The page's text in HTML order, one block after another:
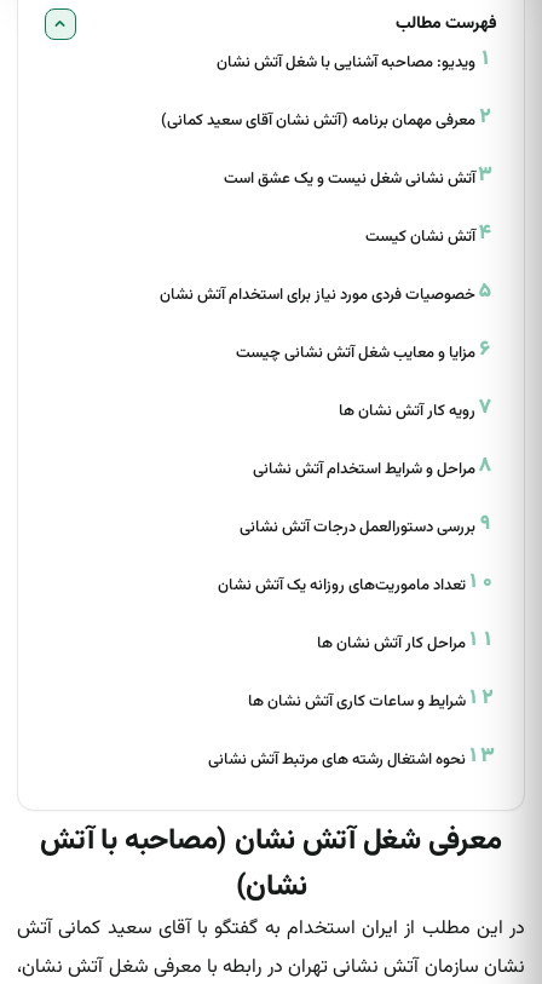
فهرست مطالب
ویدیو: مصاحبه آشنایی با شغل آتش نشان
معرفی مهمان برنامه (آتش نشان آقای سعید کمانی)
آتش نشانی شغل نیست و یک عشق است
آتش نشان کیست
خصوصیات فردی مورد نیاز برای استخدام آتش نشان
مزایا و معایب شغل آتش نشانی چیست
رویه کار آتش نشان ها
مراحل و شرایط استخدام آتش نشانی
بررسی دستورالعمل درجات آتش نشانی
تعداد ماموریت‌های روزانه یک آتش نشان
مراحل کار آتش نشان ها
شرایط و ساعات کاری آتش نشان ها
نحوه اشتغال رشته های مرتبط آتش نشانی
معرفی شغل آتش نشان (مصاحبه با آتش
نشان)
در این مطلب از ایران استخدام به گفتگو با آقای سعید کمانی آتش‌
نشان‌ سازمان آتش نشانی تهران در رابطه با معرفی شغل آتش نشان،